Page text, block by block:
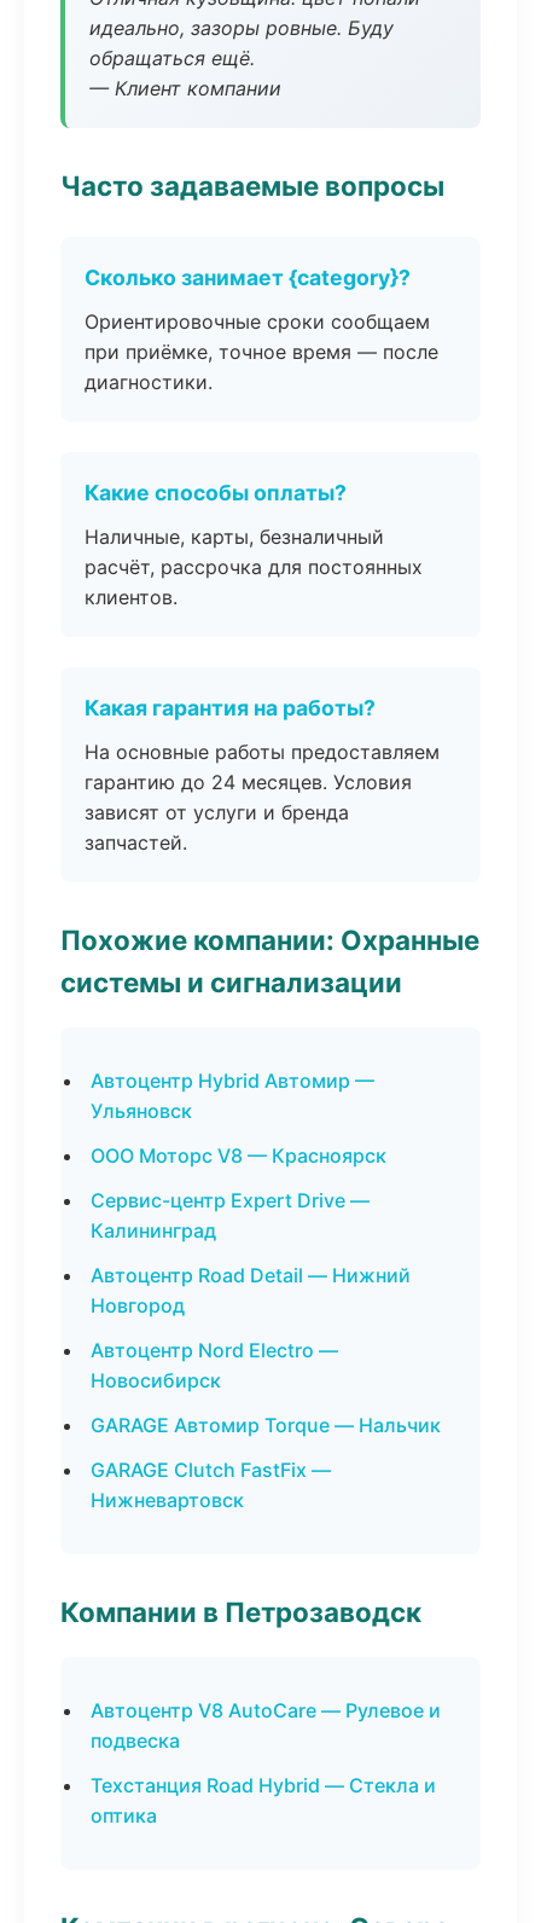
идеально, зазоры ровные. Буду
обращаться ещё.
— Клиент компании
Часто задаваемые вопросы
Сколько занимает {category}?
Ориентировочные сроки сообщаем
при приёмке, точное время — после
диагностики.
Какие способы оплаты?
Наличные, карты, безналичный
расчёт, рассрочка для постоянных
клиентов.
Какая гарантия на работы?
На основные работы предоставляем
гарантию до 24 месяцев. Условия
зависят от услуги и бренда
запчастей.
Похожие компании: Охранные
системы и сигнализации
Автоцентр Hybrid Автомир —
Ульяновск
ООО Моторс V8 — Красноярск
Сервис-центр Expert Drive —
Калининград
Автоцентр Road Detail — Нижний
Новгород
Автоцентр Nord Electro —
Новосибирск
GARAGE Автомир Torque — Нальчик
GARAGE Clutch FastFix —
Нижневартовск
Компании в Петрозаводск
Автоцентр V8 AutoCare — Рулевое и
подвеска
Техстанция Road Hybrid — Стекла и
оптика